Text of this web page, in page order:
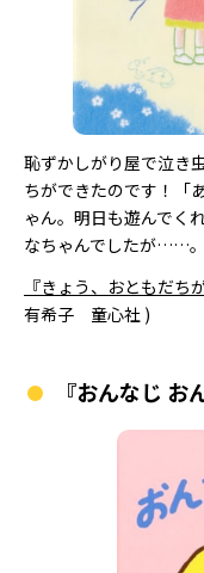
恥ずかしがり屋で泣き
ちができたのです！「
ゃん。明日も遊んでく
なちゃんでしたが……。
『きょう、おともだち
有希子 童心社 )
『おんなじ お